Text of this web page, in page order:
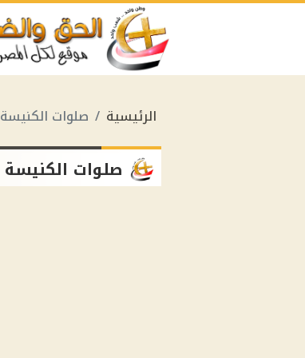
الرئيسية صلوات الكنيسة
صلوات الكنيسة